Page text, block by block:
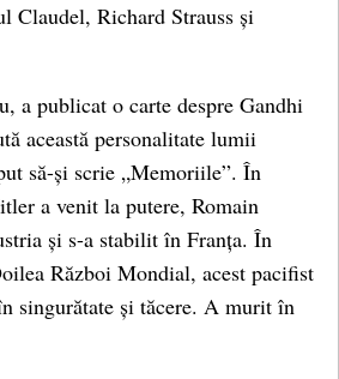
Claudel, Richard Strauss și
a publicat o carte despre Gandhi
această personalitate lumii
să-și scrie „Memoriile”. În
a venit la putere, Romain
și s-a stabilit în Franța. În
Război Mondial, acest pacifist
singurătate și tăcere. A murit în